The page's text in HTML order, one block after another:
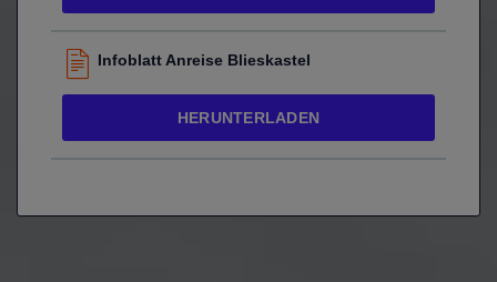
Infoblatt Anreise Blieskastel
HERUNTERLADEN